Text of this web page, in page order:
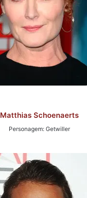
Matthias Schoenaerts
Personagem: Getwiller